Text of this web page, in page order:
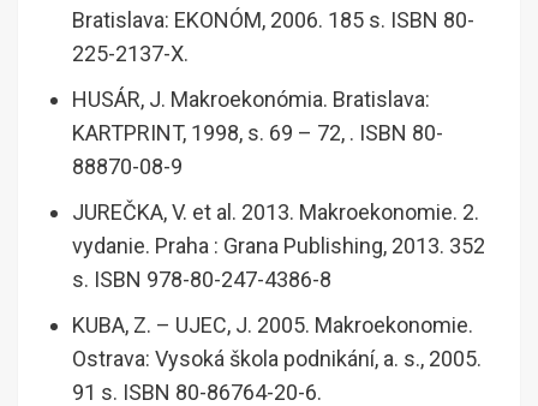
Bratislava: EKONÓM, 2006. 185 s. ISBN 80-
225-2137-X.
HUSÁR, J. Makroekonómia. Bratislava:
KARTPRINT, 1998, s. 69 – 72, . ISBN 80-
88870-08-9
JUREČKA, V. et al. 2013. Makroekonomie. 2.
vydanie. Praha : Grana Publishing, 2013. 352
s. ISBN 978-80-247-4386-8
KUBA, Z. – UJEC, J. 2005. Makroekonomie.
Ostrava: Vysoká škola podnikání, a. s., 2005.
91 s. ISBN 80-86764-20-6.